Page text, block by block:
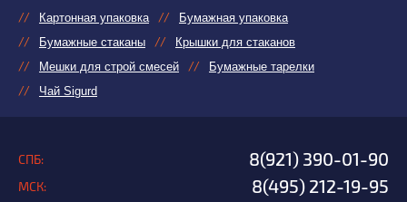
Картонная упаковка
Бумажная упаковка
Бумажные стаканы
Крышки для стаканов
Мешки для строй смесей
Бумажные тарелки
Чай Sigurd
СПБ: 8(921) 390-01-90
МСК: 8(495) 212-19-95